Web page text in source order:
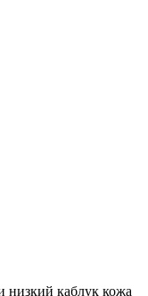
низкий каблук кожа